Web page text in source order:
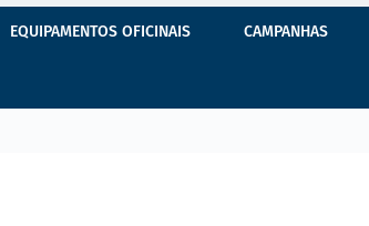
EQUIPAMENTOS OFICINAIS CAMPANHAS